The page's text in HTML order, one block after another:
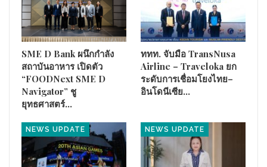
SME D Bank ผนึกกำลัง
สถาบันอาหาร เปิดตัว
“FOODNext SME D
Navigator” ชู
ยุทธศาสตร์…
ททท. จับมือ TransNusa
Airline – Traveloka ยก
ระดับการเชื่อมโยงไทย–
อินโดนีเซีย…
NEWS UPDATE NEWS UPDATE